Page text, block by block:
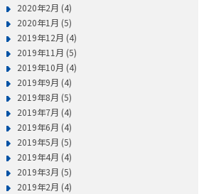
2020年2月 (4)
2020年1月 (5)
2019年12月 (4)
2019年11月 (5)
2019年10月 (4)
2019年9月 (4)
2019年8月 (5)
2019年7月 (4)
2019年6月 (4)
2019年5月 (5)
2019年4月 (4)
2019年3月 (5)
2019年2月 (4)